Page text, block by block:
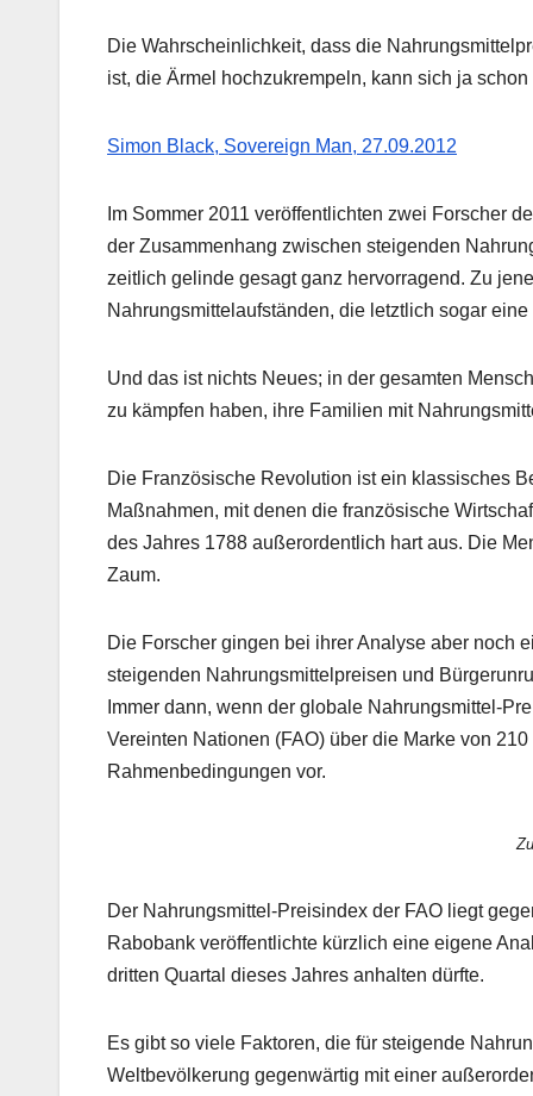
Die Wahrscheinlichkeit, dass die
ist, die Ärmel hochzukrempeln, kann sich ja
Simon Black, Sovereign Man, 27.09.2012
Im Sommer 2011 veröffentlichten zwei Forscher
der Zusammenhang zwischen steigenden
zeitlich gelinde gesagt ganz hervorragend. Zu
Nahrungsmittelaufständen, die letztlich sogar
Und das ist nichts Neues; in der gesamten
zu kämpfen haben, ihre Familien mit
Die Französische Revolution ist ein klassisches
Maßnahmen, mit denen die französische
des Jahres 1788 außerordentlich hart aus. Die
Zaum.
Die Forscher gingen bei ihrer Analyse aber noch
steigenden Nahrungsmittelpreisen und
Immer dann, wenn der globale Nahrungsmittel-
Vereinten Nationen (FAO) über die Marke von
Rahmenbedingungen vor.
Der Nahrungsmittel-Preisindex der FAO liegt
Rabobank veröffentlichte kürzlich eine eigene
dritten Quartal dieses Jahres anhalten dürfte.
Es gibt so viele Faktoren, die für steigende
Weltbevölkerung gegenwärtig mit einer